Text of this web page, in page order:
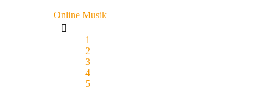
Online Musik
1
2
3
4
5